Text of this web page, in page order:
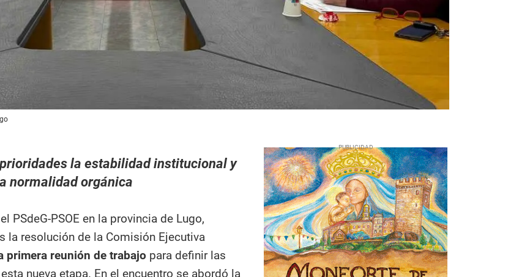
la estabilidad institucional y
normalidad orgánica
PSdeG-PSOE en la provincia de Lugo,
la resolución de la Comisión Ejecutiva
primera reunión de trabajo para definir las
nueva etapa. En el encuentro se abordó la